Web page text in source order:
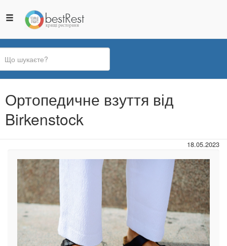
Ви
є
тут
Ортопедичне взуття від
Birkenstock
18.05.2023